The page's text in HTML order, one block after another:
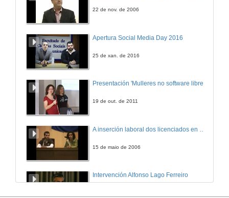
22 de nov. de 2006
Apertura Social Media Day 2016
25 de xan. de 2016
Presentación 'Mulleres no software libre'
19 de out. de 2011
15 de maio de 2006
Intervención Alfonso Lago Ferreiro